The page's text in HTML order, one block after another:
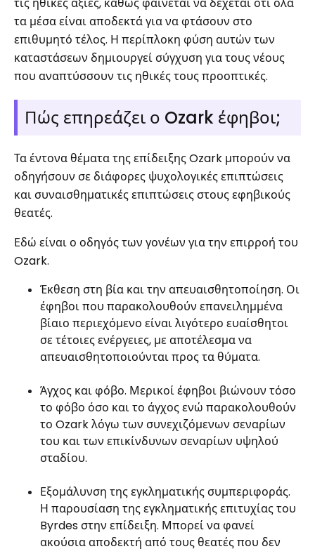
τα μέσα είναι αποδεκτά για να φτάσουν στο
επιθυμητό τέλος. Η περίπλοκη φύση αυτών των
καταστάσεων δημιουργεί σύγχυση για τους νέους
που αναπτύσσουν τις ηθικές τους προοπτικές.
Πώς επηρεάζει ο Ozark έφηβοι;
Τα έντονα θέματα της επίδειξης Ozark μπορούν να
οδηγήσουν σε διάφορες ψυχολογικές επιπτώσεις
και συναισθηματικές επιπτώσεις στους εφηβικούς
θεατές.
Εδώ είναι ο οδηγός των γονέων για την επιρροή του
Ozark.
Έκθεση στη βία και την απευαισθητοποίηση. Οι
έφηβοι που παρακολουθούν επανειλημμένα
βίαιο περιεχόμενο είναι λιγότερο ευαίσθητοι
σε τέτοιες ενέργειες, με αποτέλεσμα να
απευαισθητοποιούνται προς τα θύματα.
Άγχος και φόβο. Μερικοί έφηβοι βιώνουν τόσο
το φόβο όσο και το άγχος ενώ παρακολουθούν
το Ozark λόγω των συνεχιζόμενων σεναρίων
του και των επικίνδυνων σεναρίων υψηλού
σταδίου.
Εξομάλυνση της εγκληματικής συμπεριφοράς.
Η παρουσίαση της εγκληματικής επιτυχίας του
Byrdes στην επίδειξη. Μπορεί να φανεί
ακούσια αποδεκτή από τους θεατές που δεν